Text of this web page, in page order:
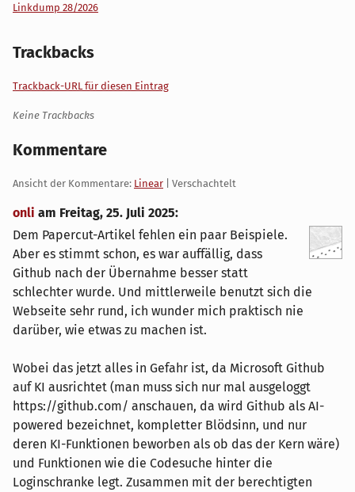
Linkdump 28/2026
Trackbacks
Trackback-URL für diesen Eintrag
Keine Trackbacks
Kommentare
Ansicht der Kommentare: Linear | Verschachtelt
onli am Freitag, 25. Juli 2025:
Dem Papercut-Artikel fehlen ein paar Beispiele.
Aber es stimmt schon, es war auffällig, dass
Github nach der Übernahme besser statt
schlechter wurde. Und mittlerweile benutzt sich die
Webseite sehr rund, ich wunder mich praktisch nie
darüber, wie etwas zu machen ist.
Wobei das jetzt alles in Gefahr ist, da Microsoft Github
auf KI ausrichtet (man muss sich nur mal ausgeloggt
https://github.com/ anschauen, da wird Github als AI-
powered bezeichnet, kompletter Blödsinn, und nur
deren KI-Funktionen beworben als ob das der Kern wäre)
und Funktionen wie die Codesuche hinter die
Loginschranke legt. Zusammen mit der berechtigten